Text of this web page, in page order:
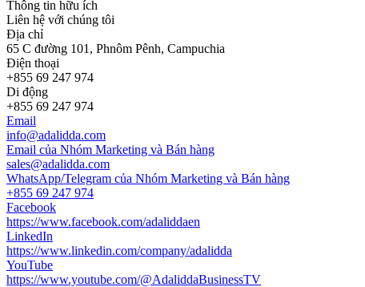
Thông tin hữu ích
Liên hệ với chúng tôi
Địa chỉ
65 C đường 101, Phnôm Pênh, Campuchia
Điện thoại
+855 69 247 974
Di động
+855 69 247 974
Email
info@adalidda.com
Email của Nhóm Marketing và Bán hàng
sales@adalidda.com
WhatsApp/Telegram của Nhóm Marketing và Bán hàng
+855 69 247 974
Facebook
https://www.facebook.com/adaliddaen
LinkedIn
https://www.linkedin.com/company/adalidda
YouTube
https://www.youtube.com/@AdaliddaBusinessTV